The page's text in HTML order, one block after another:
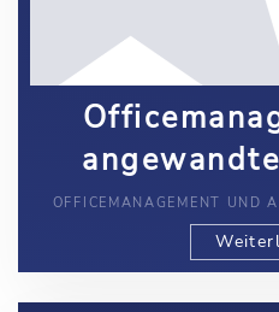
OFFICEMANAGEMENT UND